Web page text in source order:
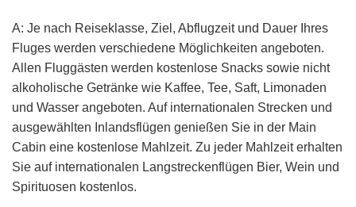
A: Je nach Reiseklasse, Ziel, Abflugzeit und Dauer Ihres
Fluges werden verschiedene Möglichkeiten angeboten.
Allen Fluggästen werden kostenlose Snacks sowie nicht
alkoholische Getränke wie Kaffee, Tee, Saft, Limonaden
und Wasser angeboten. Auf internationalen Strecken und
ausgewählten Inlandsflügen genießen Sie in der Main
Cabin eine kostenlose Mahlzeit. Zu jeder Mahlzeit erhalten
Sie auf internationalen Langstreckenflügen Bier, Wein und
Spirituosen kostenlos.